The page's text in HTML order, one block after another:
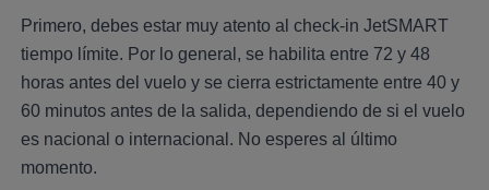
Primero, debes estar muy atento al check-in JetSMART
tiempo límite. Por lo general, se habilita entre 72 y 48
horas antes del vuelo y se cierra estrictamente entre 40 y
60 minutos antes de la salida, dependiendo de si el vuelo
es nacional o internacional. No esperes al último
momento.